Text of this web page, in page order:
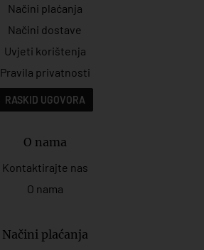
Načini plaćanja
Načini dostave
Uvjeti korištenja
Pravila privatnosti
RASKID UGOVORA
O nama
Kontaktirajte nas
O nama
Načini plaćanja